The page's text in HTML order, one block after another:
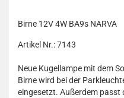
Birne 12V 4W BA9s NARVA
Artikel Nr.: 7143
Neue Kugellampe mit dem
Birne wird bei der
eingesetzt. Außerdem passt